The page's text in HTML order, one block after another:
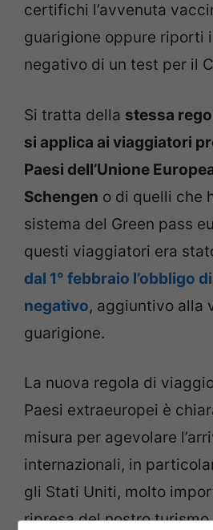
certifichi l’avvenuta
guarigione oppure riporti
negativo di un test per il
Si tratta della stessa
si applica ai viaggiatori
Paesi dell’Unione
Schengen o di quelli che
sistema del Green pass
questi viaggiatori era
dal 1° febbraio l’obbligo
negativo, aggiuntivo alla
guarigione.
La nuova regola di
Paesi extraeuropei è
misura per agevolare
internazionali, in
gli Stati Uniti, molto
ripresa del nostro turismo.